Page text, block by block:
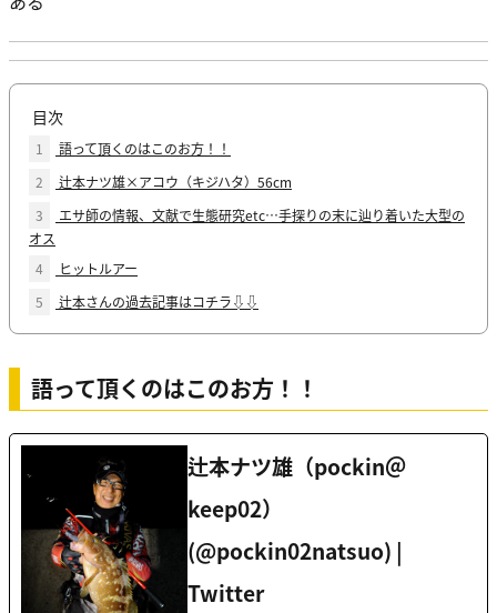
目次
1
語って頂くのはこのお方！！
2
辻本ナツ雄×アコウ（キジハタ）56cm
3
エサ師の情報、文献で生態研究etc…手探りの末に辿り着いた大型の
オス
4
ヒットルアー
5
辻本さんの過去記事はコチラ⇩⇩
語って頂くのはこのお方！！
辻本ナツ雄（pockin＠
keep02）
(@pockin02natsuo) |
Twitter